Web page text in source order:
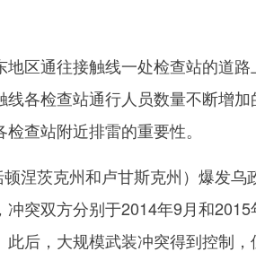
区通往接触线一处检查站的道路
各检查站通行人员数量不断增加
查站附近排雷的重要性。
涅茨克州和卢甘斯克州）爆发乌
突双方分别于2014年9月和2015
后，大规模武装冲突得到控制，